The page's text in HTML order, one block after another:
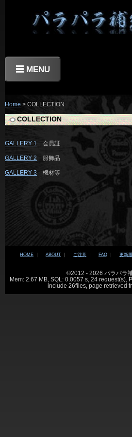
☰ MENU
Home > COLLECTION
COLLECTION
GALLERY 1 会員証
GALLERY 2 服飾品
GALLERY 3 機材等
HOME ｜ ABOUT ｜ ご注意 ｜ FAQ ｜ 更新
©2012 - 2026 パラパラ
Mem: 2.67 MB, SQL: 0.0057 s, 24 request(s),
include 26files, page retrieved